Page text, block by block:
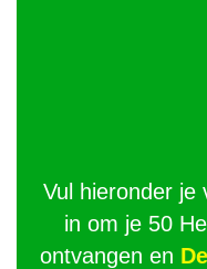
Vul hieronder je
in om je 50
ontvangen en